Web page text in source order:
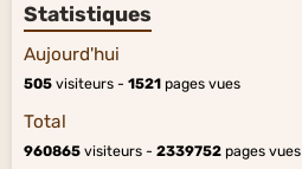
Statistiques
Aujourd'hui
505 visiteurs - 1521 pages vues
Total
960865 visiteurs - 2339752 pages vues